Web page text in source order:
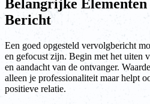
Belangrijke
Bericht
Een goed opgesteld vervolgbericht
en gefocust zijn. Begin met het uiten
en aandacht van de ontvanger.
alleen je professionaliteit maar helpt
positieve relatie.